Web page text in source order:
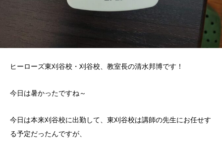
ヒーローズ東刈谷校・刈谷校、教室長の清水邦博です！
今日は暑かったですね～
今日は本来刈谷校に出勤して、東刈谷校は講師の先生にお任せす
る予定だったんですが、